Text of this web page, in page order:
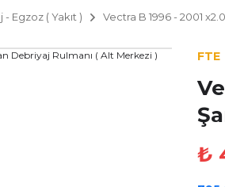
Egzoz ( Yakıt ) Vectra B 1996 - 2001
FTE
₺